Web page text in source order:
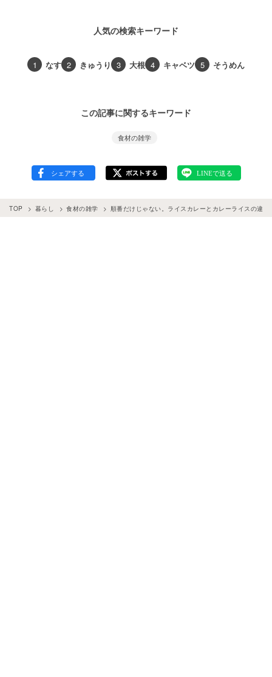
人気の検索キーワード
1 なす 2 きゅうり 3 大根 4 キャベツ 5 そうめん
この記事に関するキーワード
食材の雑学
TOP 暮らし 食材の雑学 順番だけじゃない。ライスカレーとカレーライスの違い